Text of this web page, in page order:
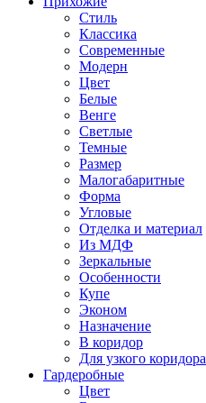
Стиль
Классика
Современные
Модерн
Цвет
Белые
Венге
Светлые
Темные
Размер
Малогабаритные
Форма
Угловые
Отделка и материал
Из МДФ
Зеркальные
Особенности
Купе
Эконом
Назначение
В коридор
Для узкого коридора
Гардеробные
Цвет